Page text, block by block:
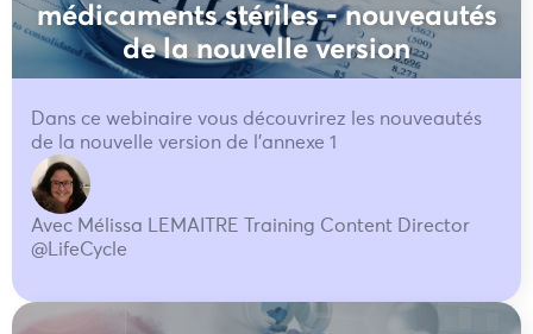
médicaments stériles - nouveautés
de la nouvelle version
Dans ce webinaire vous découvrirez les nouveautés
de la nouvelle version de l'annexe 1
Avec Mélissa LEMAITRE Training Content Director
@LifeCycle